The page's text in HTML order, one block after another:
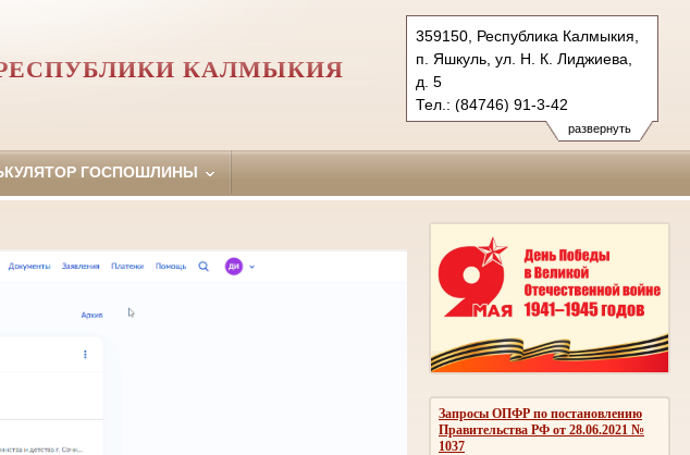
развернуть
359150, Республика Калмыкия,
п. Яшкуль, ул. Н. К. Лиджиева,
д. 5
Тел.: (84746) 91-3-42
yashkulsky.kalm@sudrf.ru
КАЛМЫКИЯ
ГОСПОШЛИНЫ
Запросы ОПФР по постановлению
Правительства РФ от 28.06.2021 №
1037